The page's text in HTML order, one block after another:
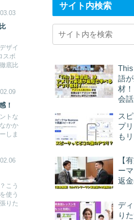
ザイ
スボ
底比
！
トな
かか
しま
こう
使う
りた
サイト内検索
語
材
会
ス
プ
も
【
ー
返
デ
り